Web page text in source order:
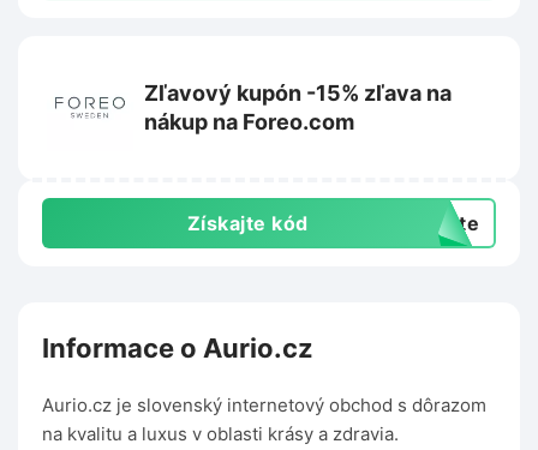
Zľavový kupón -15% zľava na
nákup na Foreo.com
Získajte kód exte
Informace o Aurio.cz
Aurio.cz je slovenský internetový obchod s dôrazom
na kvalitu a luxus v oblasti krásy a zdravia.